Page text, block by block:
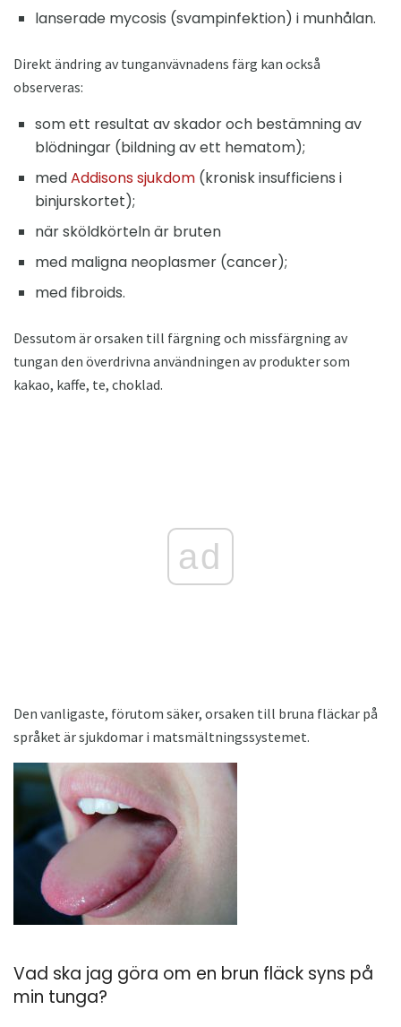
lanserade mycosis (svampinfektion) i munhålan.
Direkt ändring av tunganvävnadens färg kan också
observeras:
som ett resultat av skador och bestämning av
blödningar (bildning av ett hematom);
medAddisons sjukdom (kronisk insufficiens i
binjurskortet);
när sköldkörteln är bruten
med maligna neoplasmer (cancer);
med fibroids.
Dessutom är orsaken till färgning och missfärgning av
tungan den överdrivna användningen av produkter som
kakao, kaffe, te, choklad.
ad
Den vanligaste, förutom säker, orsaken till bruna fläckar på
språket är sjukdomar i matsmältningssystemet.
Vad ska jag göra om en brun fläck syns på
min tunga?